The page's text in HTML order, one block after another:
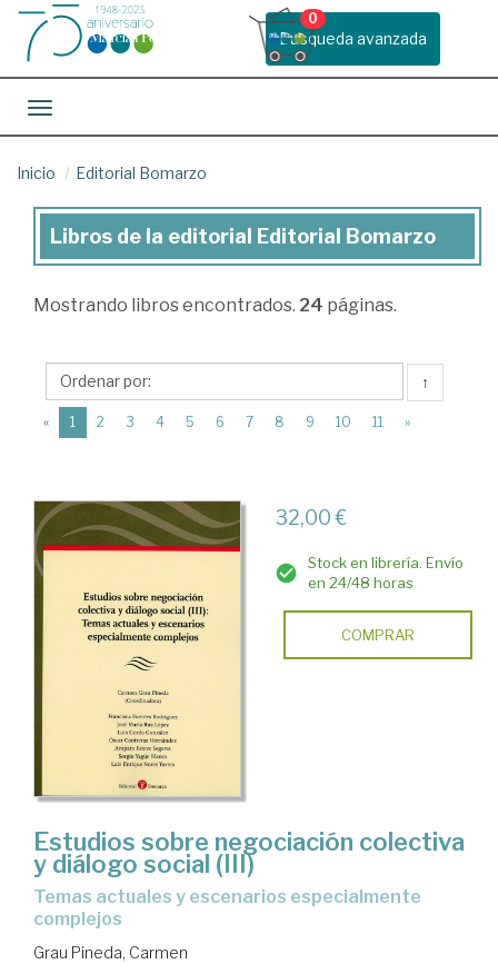
Busqueda avanzada
0
Toggle navigation
Inicio Editorial Bomarzo
Libros
la
Editorial
Bomarzo
Libros de la editorial Editorial Bomarzo
Mostrando libros encontrados. 24 páginas.
↑
« 1 (current)
2 3 4 5 6 7 8 9 10 11 »
32,00 €
Stock en librería. Envío
en 24/48 horas
COMPRAR
Estudios sobre negociación colectiva
y diálogo social (III)
temas actuales y escenarios especialmente
complejos
Grau Pineda, Carmen